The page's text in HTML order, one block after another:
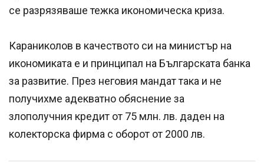
се разрязяваше тежка икономическа криза.
Караниколов в качеството си на министър на
икономиката е и принципал на Българската банка
за развитие. През неговия мандат така и не
получихме адекватно обяснение за
злополучния кредит от 75 млн. лв. даден на
колекторска фирма с оборот от 2000 лв.